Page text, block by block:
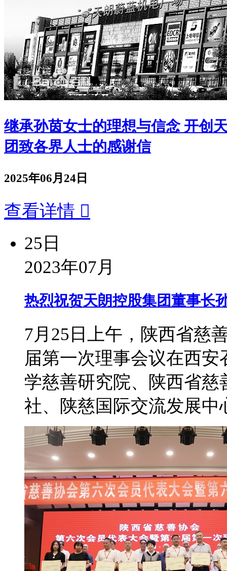
继承孙茵女士的理想与信念 开
团致各界人士的感谢信
2025年06月24日
查看详情 
25日
2023年07月
热烈祝贺天朗控股集团董事长
7月25日上午，陕西省慈
届第一次理事会议在西
学慈善研究院、陕西省
社、陕慈国际交流发展